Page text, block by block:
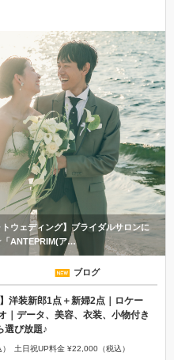
ウェディング】ブライダルサロンに
「ANTEPRIM(ア…
ブログ
洋装新郎1点＋新婦2点｜ロケー
｜データ、美容、衣装、小物付き
選び放題♪
土日祝UP料金 ¥22,000（税込）